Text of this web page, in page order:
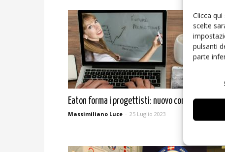
Clicca
scelte
pulsanti
parte
Eaton forma i progettisti: nuovo corso gratuito
Massimiliano Luce - 25 Luglio 2023